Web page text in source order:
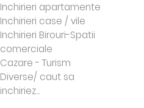
Inchirieri apartamente
Inchirieri case / vile
Inchirieri Birouri-Spatii
comerciale
Cazare - Turism
Diverse/ caut sa
inchiriez...